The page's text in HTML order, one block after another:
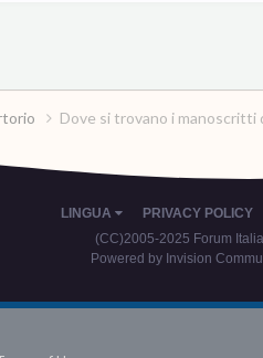
Dove si trovano i manoscritti
LINGUA PRIVACY POLICY
(CC)2005-2025 Forum
Powered by Invision